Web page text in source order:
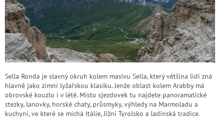
Sella Ronda je slavný okruh kolem masivu Sella, který většina lidí zná
hlavně jako zimní lyžařskou klasiku. Jenže oblast kolem Arabby má
obrovské kouzlo i v létě. Místo sjezdovek tu najdete panoramatické
stezky, lanovky, horské chaty, průsmyky, výhledy na Marmoladu a
kuchyni, ve které se míchá Itálie, Jižní Tyrolsko a ladinská tradice.